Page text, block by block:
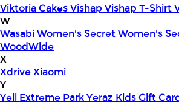
Viktoria CakesVishap Vishap T-Shirt
W
WasabiWomen's SecretWomen's
WoodWide
X
XdriveXiaomi
Y
Yell Extreme ParkYeraz Kids Gift